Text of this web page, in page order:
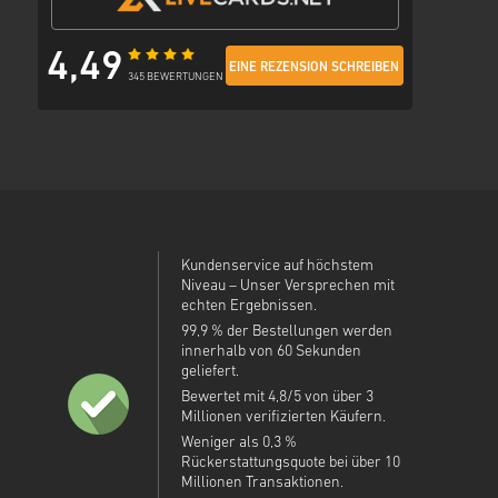
4,49 345 BEWERTUNGEN
EINE REZENSION SCHREIBEN
Kundenservice auf höchstem
Niveau – Unser Versprechen mit
echten Ergebnissen.
99,9 % der Bestellungen werden
innerhalb von 60 Sekunden
geliefert.
Bewertet mit 4,8/5 von über 3
Millionen verifizierten Käufern.
Weniger als 0,3 %
Rückerstattungsquote bei über 10
Millionen Transaktionen.